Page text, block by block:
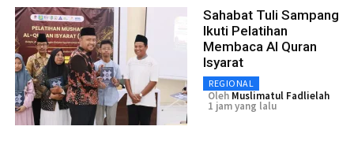
Sahabat Tuli Sampang
Ikuti Pelatihan
Membaca Al Quran
Isyarat
REGIONAL
Oleh Muslimatul Fadlielah
1 jam yang lalu